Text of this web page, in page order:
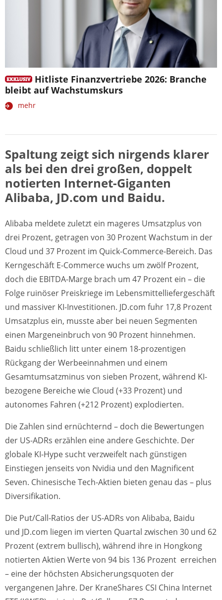
Hitliste Finanzvertriebe 2026: Branche
bleibt auf Wachstumskurs
mehr
Spaltung zeigt sich nirgends klarer
als bei den drei großen, doppelt
notierten Internet-Giganten
Alibaba, JD.com und Baidu.
Alibaba meldete zuletzt ein mageres Umsatzplus von
drei Prozent, getragen von 30 Prozent Wachstum in der
Cloud und 37 Prozent im Quick-Commerce-Bereich. Das
Kerngeschäft E-Commerce wuchs um zwölf Prozent,
doch die EBITDA-Marge brach um 47 Prozent ein – die
Folge ruinöser Preiskriege im Lebensmittelliefergeschäft
und massiver KI-Investitionen. JD.com fuhr 17,8 Prozent
Umsatzplus ein, musste aber bei neuen Segmenten
einen Margeneinbruch von 90 Prozent hinnehmen.
Baidu schließlich litt unter einem 18-prozentigen
Rückgang der Werbeeinnahmen und einem
Gesamtumsatzminus von sieben Prozent, während KI-
bezogene Bereiche wie Cloud (+33 Prozent) und
autonomes Fahren (+212 Prozent) explodierten.
Die Zahlen sind ernüchternd – doch die Bewertungen
der US-ADRs erzählen eine andere Geschichte. Der
globale KI-Hype sucht verzweifelt nach günstigen
Einstiegen jenseits von Nvidia und den Magnificent
Seven. Chinesische Tech-Aktien bieten genau das – plus
Diversifikation.
Die Put/Call-Ratios der US-ADRs von Alibaba, Baidu
und JD.com liegen im vierten Quartal zwischen 30 und 62
Prozent (extrem bullisch), während ihre in Hongkong
notierten Aktien Werte von 94 bis 136 Prozent erreichen
– eine der höchsten Absicherungsquoten der
vergangenen Jahre. Der KraneShares CSI China Internet